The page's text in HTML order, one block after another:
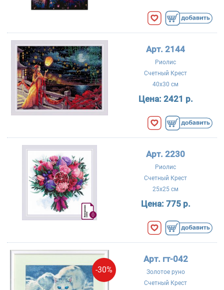
Арт. 2144
Риолис
Счетный Крест
40x30 см
Цена: 2421 р.
Арт. 2230
Риолис
Счетный Крест
25x25 см
Цена: 775 р.
-30%
Арт. гт-042
Золотое руно
Счетный Крест